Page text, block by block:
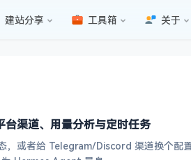
建站分享 工具箱 关于
渠道、用量分析与定时任务
，或者给 Telegram/Discord 渠道换个配